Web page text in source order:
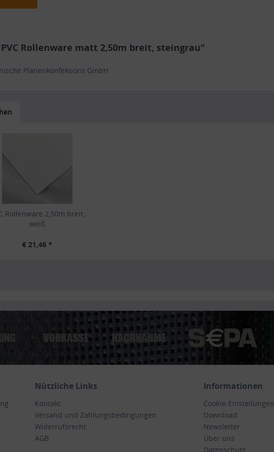
Rollenware matt 2,50m breit, steingrau"
Planenkonfektions GmbH
Rollenware 2,50m breit,
weiß
€ 21,46 *
Nützliche Links
Kontakt
Versand und Zahlungsbedingungen
Widerrufsrecht
AGB
Informationen
Cookie-Einstellungen
Download
Newsletter
Über uns
Datenschutz